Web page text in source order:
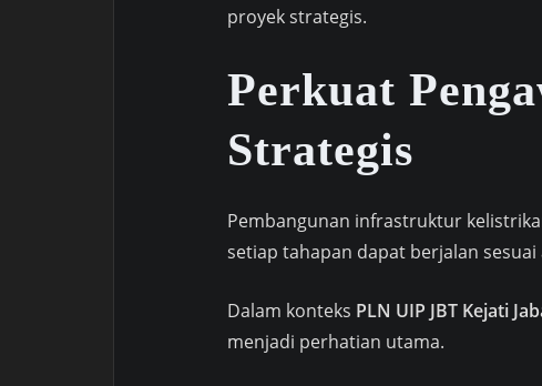
proyek strategis.
Perkuat
Strategis
Pembangunan infrastruktur
setiap tahapan dapat berjalan
Dalam konteks PLN UIP JBT Kejati
menjadi perhatian utama.